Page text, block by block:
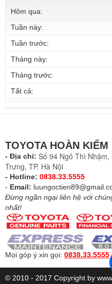
Hôm qua:
Tuần này:
Tuần trước:
Tháng này:
Tháng trước:
Tất cả:
TOYOTA HOÀN KIẾM
- Địa chỉ: Số 94 Ngô Thì
Trưng, TP. Hà Nội
- Hotline: 0838.33.5555
- Email:
Đừng ngần ngại liên hệ với
nhất!
Mọi góp ý xin gọi: 0838.33.5555
© 2010 - 2017 Copyright by